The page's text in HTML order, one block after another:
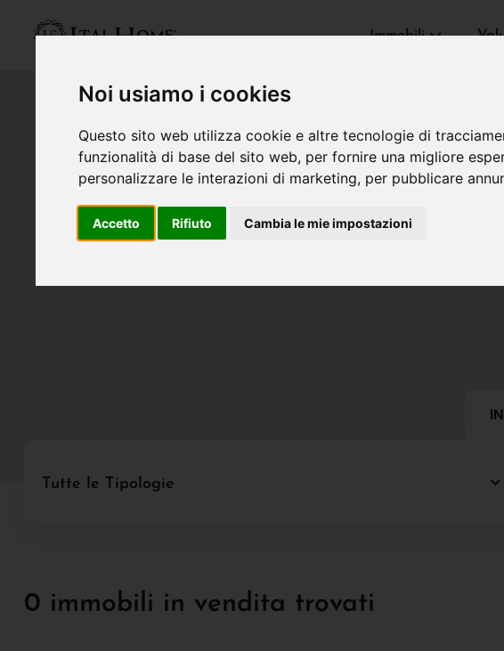
Noi usiamo i cookies
Questo sito web utilizza cookie e altre tecnologie di
funzionalità di base del sito web, per fornire una migliore
personalizzare le interazioni di marketing, per pubblicare
Accetto Rifiuto Cambia le mie impostazioni
Immobili
Tutte le Tipologie
0 immobili in vendita trovati